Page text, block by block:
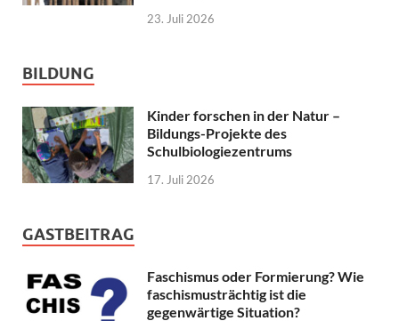
23. Juli 2026
BILDUNG
Kinder forschen in der Natur –
Bildungs-Projekte des
Schulbiologiezentrums
17. Juli 2026
GASTBEITRAG
Faschismus oder Formierung? Wie
faschismusträchtig ist die
gegenwärtige Situation?